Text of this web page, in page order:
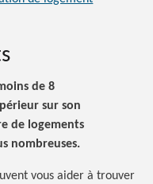
de 8
sur son
de logements
nombreuses.
vous aider à trouver